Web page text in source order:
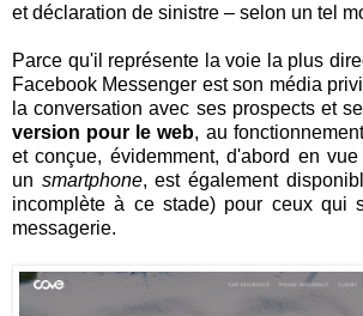
et déclaration de sinistre – selon un tel
Parce qu'il représente la voie la plus
Facebook Messenger est son média
la conversation avec ses prospects et
version pour le web, au
et conçue, évidemment, d'abord en
un smartphone, est également
incomplète à ce stade) pour ceux qui
messagerie.